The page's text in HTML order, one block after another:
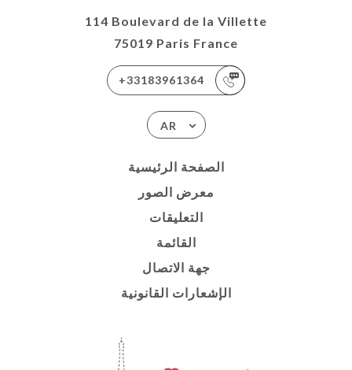
114 Boulevard de la Villette
75019 Paris France
+33183961364
AR
الصفحة الرئيسية
معرض الصور
التعليقات
القائمة
جهة الاتصال
الإشعارات القانونية